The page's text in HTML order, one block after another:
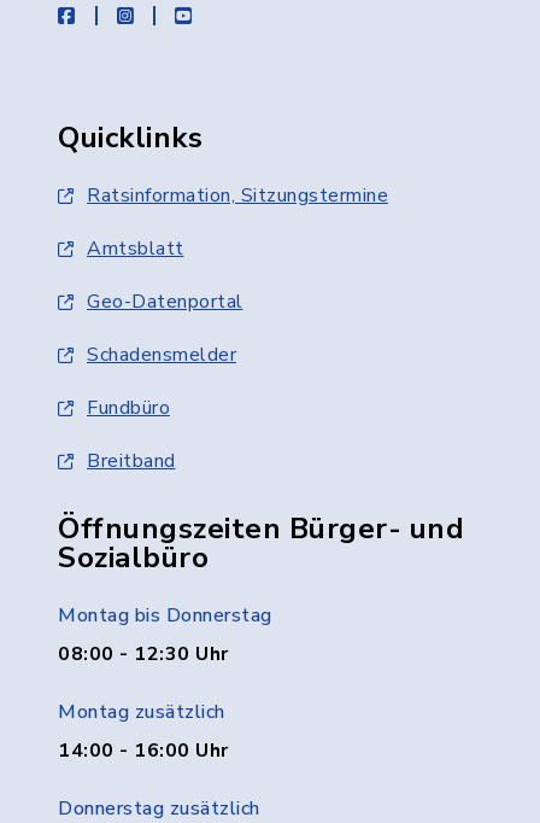
facebookinstagramyoutube
Quicklinks
Ratsinformation, Sitzungstermine
Amtsblatt
Geo-Datenportal
Schadensmelder
Fundbüro
Breitband
Öffnungszeiten Bürger- und
Sozialbüro
Montag bis Donnerstag
08:00 - 12:30 Uhr
Montag zusätzlich
14:00 - 16:00 Uhr
Donnerstag zusätzlich